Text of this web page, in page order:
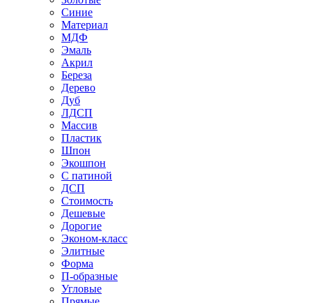
Синие
Материал
МДФ
Эмаль
Акрил
Береза
Дерево
Дуб
ЛДСП
Массив
Пластик
Шпон
Экошпон
С патиной
ДСП
Стоимость
Дешевые
Дорогие
Эконом-класс
Элитные
Форма
П-образные
Угловые